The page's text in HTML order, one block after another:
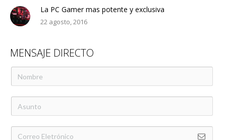
La PC Gamer mas potente y exclusiva
22 agosto, 2016
MENSAJE DIRECTO